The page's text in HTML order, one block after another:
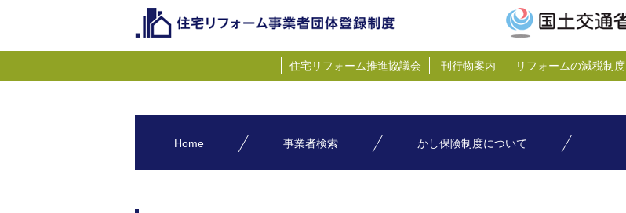
住宅リフォーム推進協議会 刊行物案内 リフォームの減税制度
Home 事業者検索 かし保険制度について